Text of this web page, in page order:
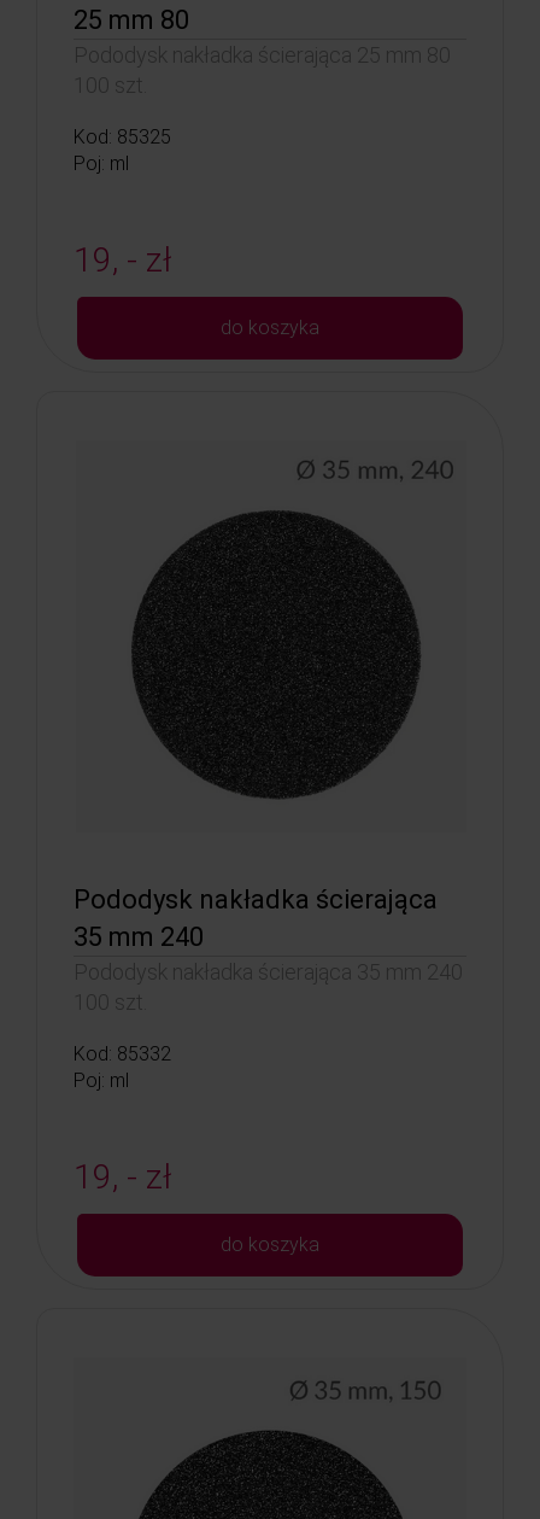
25 mm 80
Pododysk nakładka ścierająca 25 mm 80
100 szt.
Kod: 85325
Poj: ml
19, - zł
do koszyka
Pododysk nakładka ścierająca
35 mm 240
Pododysk nakładka ścierająca 35 mm 240
100 szt.
Kod: 85332
Poj: ml
19, - zł
do koszyka